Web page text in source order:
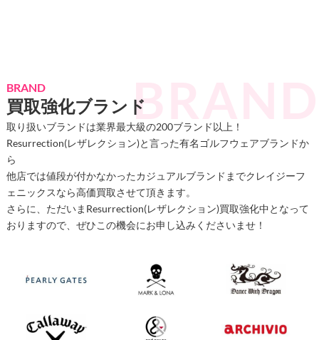
BRAND
買取強化ブランド
取り扱いブランドは業界最大級の200ブランド以上！
Resurrection(レザレクション)と言った有名ゴルフウェアブランドか
ら
他店では値段が付かなかったカジュアルブランドまでクレイジーフ
ェニックスなら高価買取させて頂きます。
さらに、ただいまResurrection(レザレクション)買取強化中となって
おりますので、ぜひこの機会にお申し込みくださいませ！